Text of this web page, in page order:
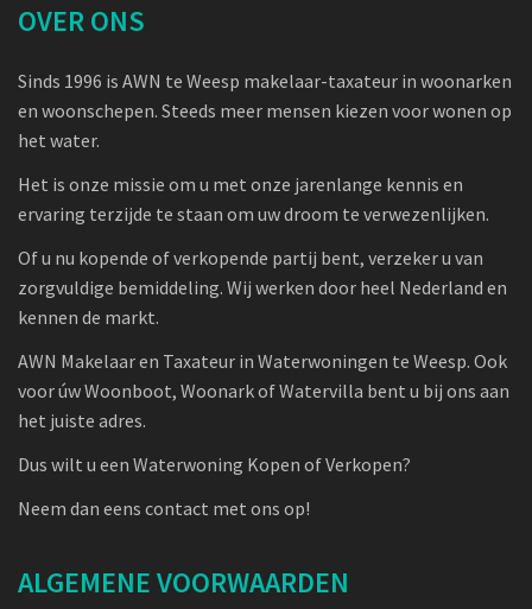
OVER ONS
Sinds 1996 is AWN te Weesp makelaar-taxateur in woonarken
en woonschepen. Steeds meer mensen kiezen voor wonen op
het water.
Het is onze missie om u met onze jarenlange kennis en
ervaring terzijde te staan om uw droom te verwezenlijken.
Of u nu kopende of verkopende partij bent, verzeker u van
zorgvuldige bemiddeling. Wij werken door heel Nederland en
kennen de markt.
AWN Makelaar en Taxateur in Waterwoningen te Weesp. Ook
voor úw Woonboot, Woonark of Watervilla bent u bij ons aan
het juiste adres.
Dus wilt u een Waterwoning Kopen of Verkopen?
Neem dan eens contact met ons op!
ALGEMENE VOORWAARDEN